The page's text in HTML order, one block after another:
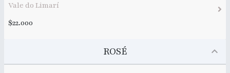
Vale do Limarí
$22.000
ROSÉ